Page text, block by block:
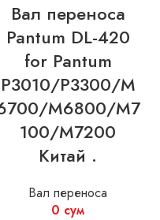
Вал переноса
Pantum DL-420
for Pantum
P3010/P3300/M
M6800/M7
100/M7200
Китай .
Вал переноса
0 сум